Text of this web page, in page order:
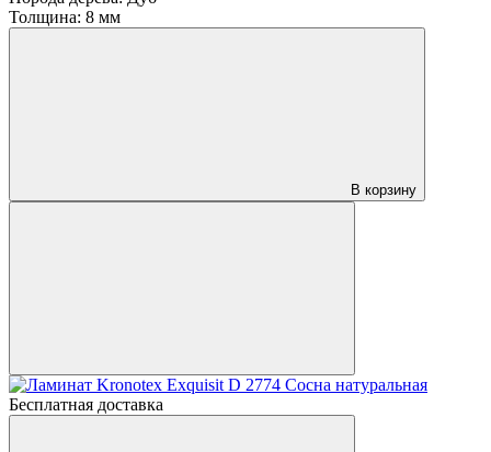
Толщина: 8 мм
В корзину
Бесплатная доставка